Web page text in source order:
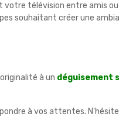
votre télévision entre amis ou
souhaitant créer une
à un déguisement
à vos attentes.